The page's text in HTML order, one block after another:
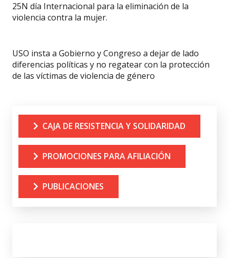
25N día Internacional para la eliminación de la
violencia contra la mujer.
USO insta a Gobierno y Congreso a dejar de lado
diferencias políticas y no regatear con la protección
de las víctimas de violencia de género
CAJA DE RESISTENCIA Y SOLIDARIDAD
PROMOCIONES PARA AFILIACIÓN
PUBLICACIONES